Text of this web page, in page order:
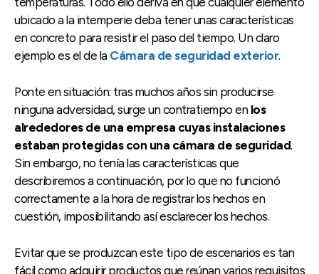
ubicado a la intemperie deba tener unas características
en concreto para resistir el paso del tiempo. Un claro
ejemplo es el de la Cámara de seguridad exterior.
Ponte en situación: tras muchos años sin producirse
ninguna adversidad, surge un contratiempo en los
alrededores de una empresa cuyas instalaciones
estaban protegidas con una cámara de seguridad.
Sin embargo, no tenía las características que
describiremos a continuación, por lo que no funcionó
correctamente a la hora de registrar los hechos en
cuestión, imposibilitando así esclarecer los hechos.
Evitar que se produzcan este tipo de escenarios es tan
fácil como adquirir productos que reúnan varios requisitos